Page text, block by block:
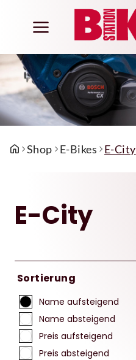
Shop E-Bikes E-City
E-City
Sortierung
Name aufsteigend
Name absteigend
Preis aufsteigend
Preis absteigend